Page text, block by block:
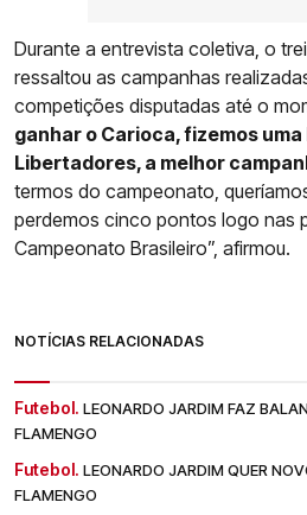
Durante a entrevista coletiva, o
ressaltou as campanhas
competições disputadas até o
ganhar o Carioca, fizemos
Libertadores, a melhor
termos do campeonato,
perdemos cinco pontos logo nas
Campeonato Brasileiro”, afirmou.
NOTÍCIAS RELACIONADAS
Futebol. LEONARDO JARDIM FAZ
FLAMENGO
Futebol. LEONARDO JARDIM QUER
FLAMENGO